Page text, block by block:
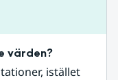
värden?
istället